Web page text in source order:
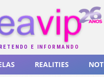
E INFORMANDO
REALITIES